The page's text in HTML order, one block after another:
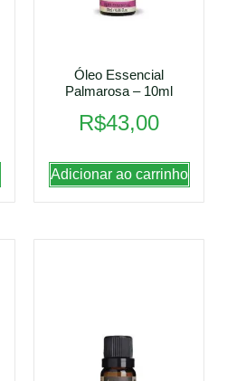
Óleo Essencial
Palmarosa – 10ml
R$43,00
Adicionar ao carrinho